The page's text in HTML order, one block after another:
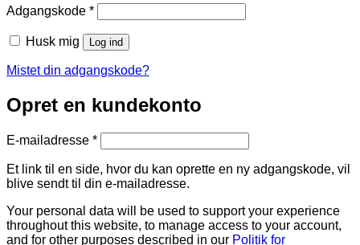
Adgangskode *Påkrævet
Husk mig Log ind
Mistet din adgangskode?
Opret en kundekonto
E-mailadresse *Påkrævet
Et link til en side, hvor du kan oprette en ny adgangskode, vil
blive sendt til din e-mailadresse.
Your personal data will be used to support your experience
throughout this website, to manage access to your account,
and for other purposes described in our Politik for